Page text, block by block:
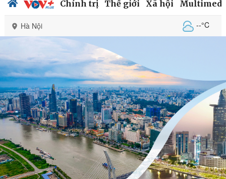
Chính trị Thế giới Xã hội
Hà Nội --°C
Chính trị
Đảng
Tổ chức nhân sự
Quốc hội
Nhận diện sự thật
Xã hội
Tin 24h
Dự báo thời tiết
Giáo dục
Dấu ấn VOV
Việc làm
Biển đảo